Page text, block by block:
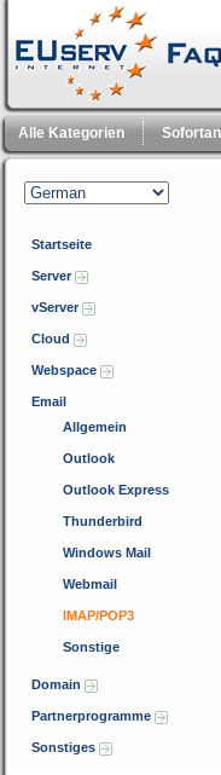
Alle Kategorien
Startseite
Server
vServer
Cloud
Webspace
Email
Allgemein
Outlook
Outlook Express
Thunderbird
Windows Mail
Webmail
IMAP/POP3
Sonstige
Domain
Partnerprogramme
Sonstiges